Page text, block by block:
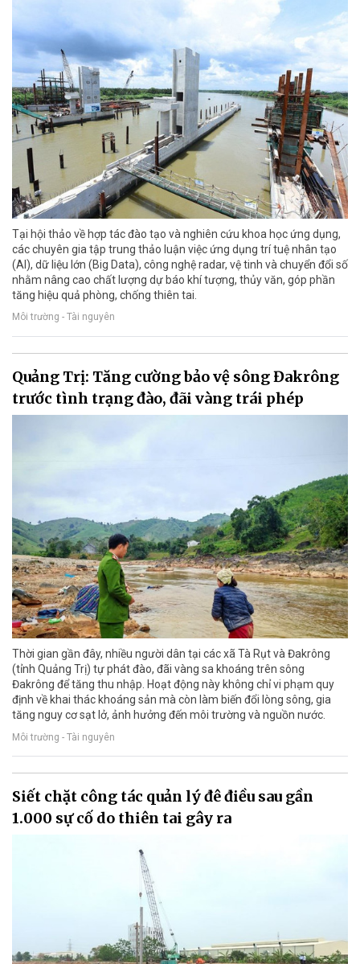
Tại hội thảo về hợp tác đào tạo và nghiên cứu khoa học ứng dụng,
các chuyên gia tập trung thảo luận việc ứng dụng trí tuệ nhân tạo
(AI), dữ liệu lớn (Big Data), công nghệ radar, vệ tinh và chuyển đổi số
nhằm nâng cao chất lượng dự báo khí tượng, thủy văn, góp phần
tăng hiệu quả phòng, chống thiên tai.
Môi trường - Tài nguyên
Quảng Trị: Tăng cường bảo vệ sông Đakrông
trước tình trạng đào, đãi vàng trái phép
Thời gian gần đây, nhiều người dân tại các xã Tà Rụt và Đakrông
(tỉnh Quảng Trị) tự phát đào, đãi vàng sa khoáng trên sông
Đakrông để tăng thu nhập. Hoạt động này không chỉ vi phạm quy
định về khai thác khoáng sản mà còn làm biến đổi lòng sông, gia
tăng nguy cơ sạt lở, ảnh hưởng đến môi trường và nguồn nước.
Môi trường - Tài nguyên
Siết chặt công tác quản lý đê điều sau gần
1.000 sự cố do thiên tai gây ra